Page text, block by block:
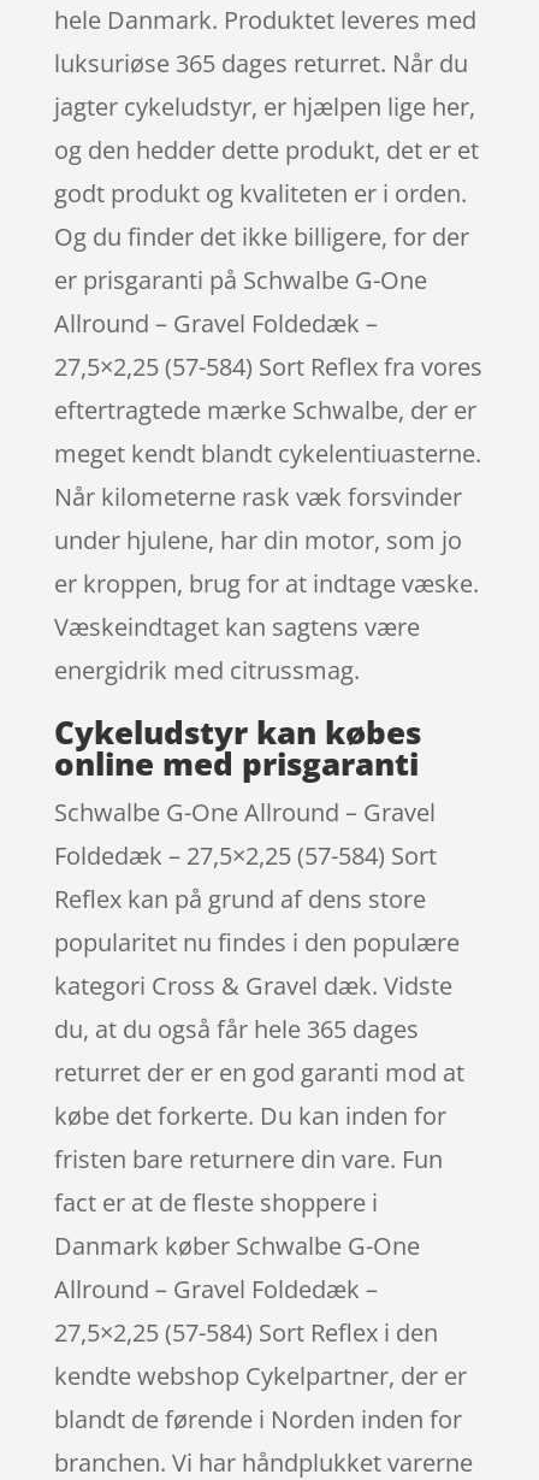
hele Danmark. Produktet leveres med
luksuriøse 365 dages returret. Når du
jagter cykeludstyr, er hjælpen lige her,
og den hedder dette produkt, det er et
godt produkt og kvaliteten er i orden.
Og du finder det ikke billigere, for der
er prisgaranti på Schwalbe G-One
Allround – Gravel Foldedæk –
27,5×2,25 (57-584) Sort Reflex fra vores
eftertragtede mærke Schwalbe, der er
meget kendt blandt cykelentiuasterne.
Når kilometerne rask væk forsvinder
under hjulene, har din motor, som jo
er kroppen, brug for at indtage væske.
Væskeindtaget kan sagtens være
energidrik med citrussmag.
Cykeludstyr kan købes
online med prisgaranti
Schwalbe G-One Allround – Gravel
Foldedæk – 27,5×2,25 (57-584) Sort
Reflex kan på grund af dens store
popularitet nu findes i den populære
kategori Cross & Gravel dæk. Vidste
du, at du også får hele 365 dages
returret der er en god garanti mod at
købe det forkerte. Du kan inden for
fristen bare returnere din vare. Fun
fact er at de fleste shoppere i
Danmark køber Schwalbe G-One
Allround – Gravel Foldedæk –
27,5×2,25 (57-584) Sort Reflex i den
kendte webshop Cykelpartner, der er
blandt de førende i Norden inden for
branchen. Vi har håndplukket varerne